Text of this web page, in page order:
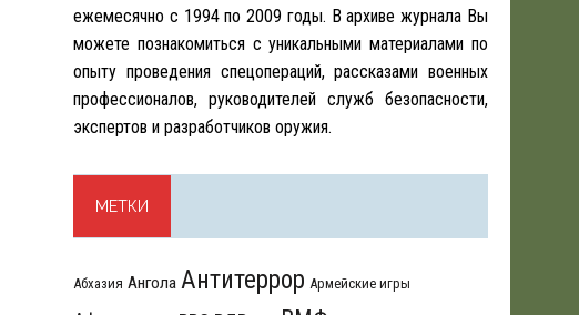
ежемесячно с 1994 по 2009 годы. В архиве журнала Вы
можете познакомиться с уникальными материалами по
опыту проведения спецопераций, рассказами военных
профессионалов, руководителей служб безопасности,
экспертов и разработчиков оружия.
МЕТКИ
Абхазия Ангола Антитеррор Армейские игры